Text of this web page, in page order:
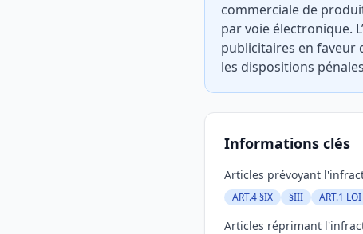
commerciale de
par voie électronique.
publicitaires en faveur
les dispositions
Informations clés
Articles prévoyant
ART.4 §IX §III ART.1
Articles réprimant